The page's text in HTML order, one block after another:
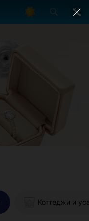
Коттеджи и